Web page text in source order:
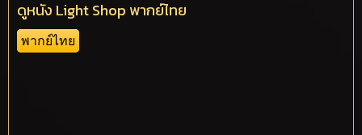
ดูหนัง Light Shop พากย์ไทย
พากย์ไทย